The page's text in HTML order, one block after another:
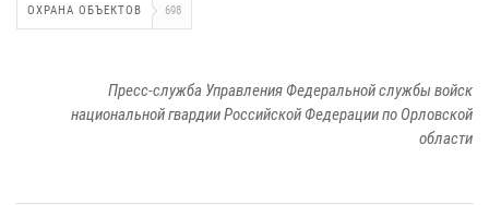
ОХРАНА ОБЪЕКТОВ 698
Пресс-служба Управления Федеральной службы войск
национальной гвардии Российской Федерации по Орловской
области